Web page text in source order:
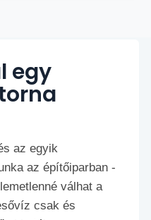
egy
az egyik
az építőiparban -
válhat a
csak és